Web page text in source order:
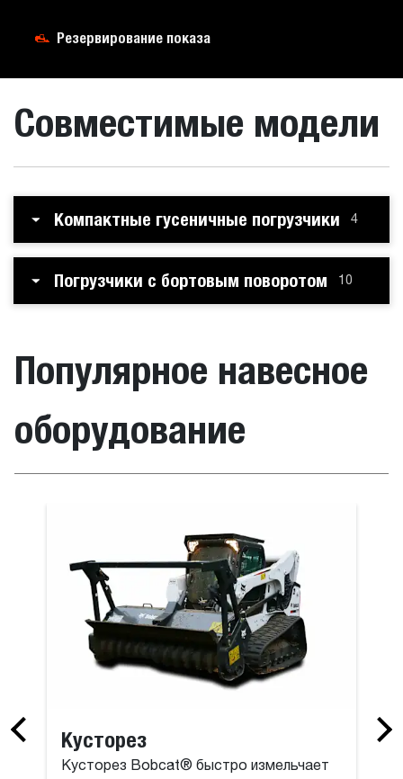
Резервирование показа
Совместимые модели
Компактные гусеничные погрузчики 4
Погрузчики с бортовым поворотом 10
Популярное навесное
оборудование
Кусторез
Кусторез Bobcat® быстро измельчает